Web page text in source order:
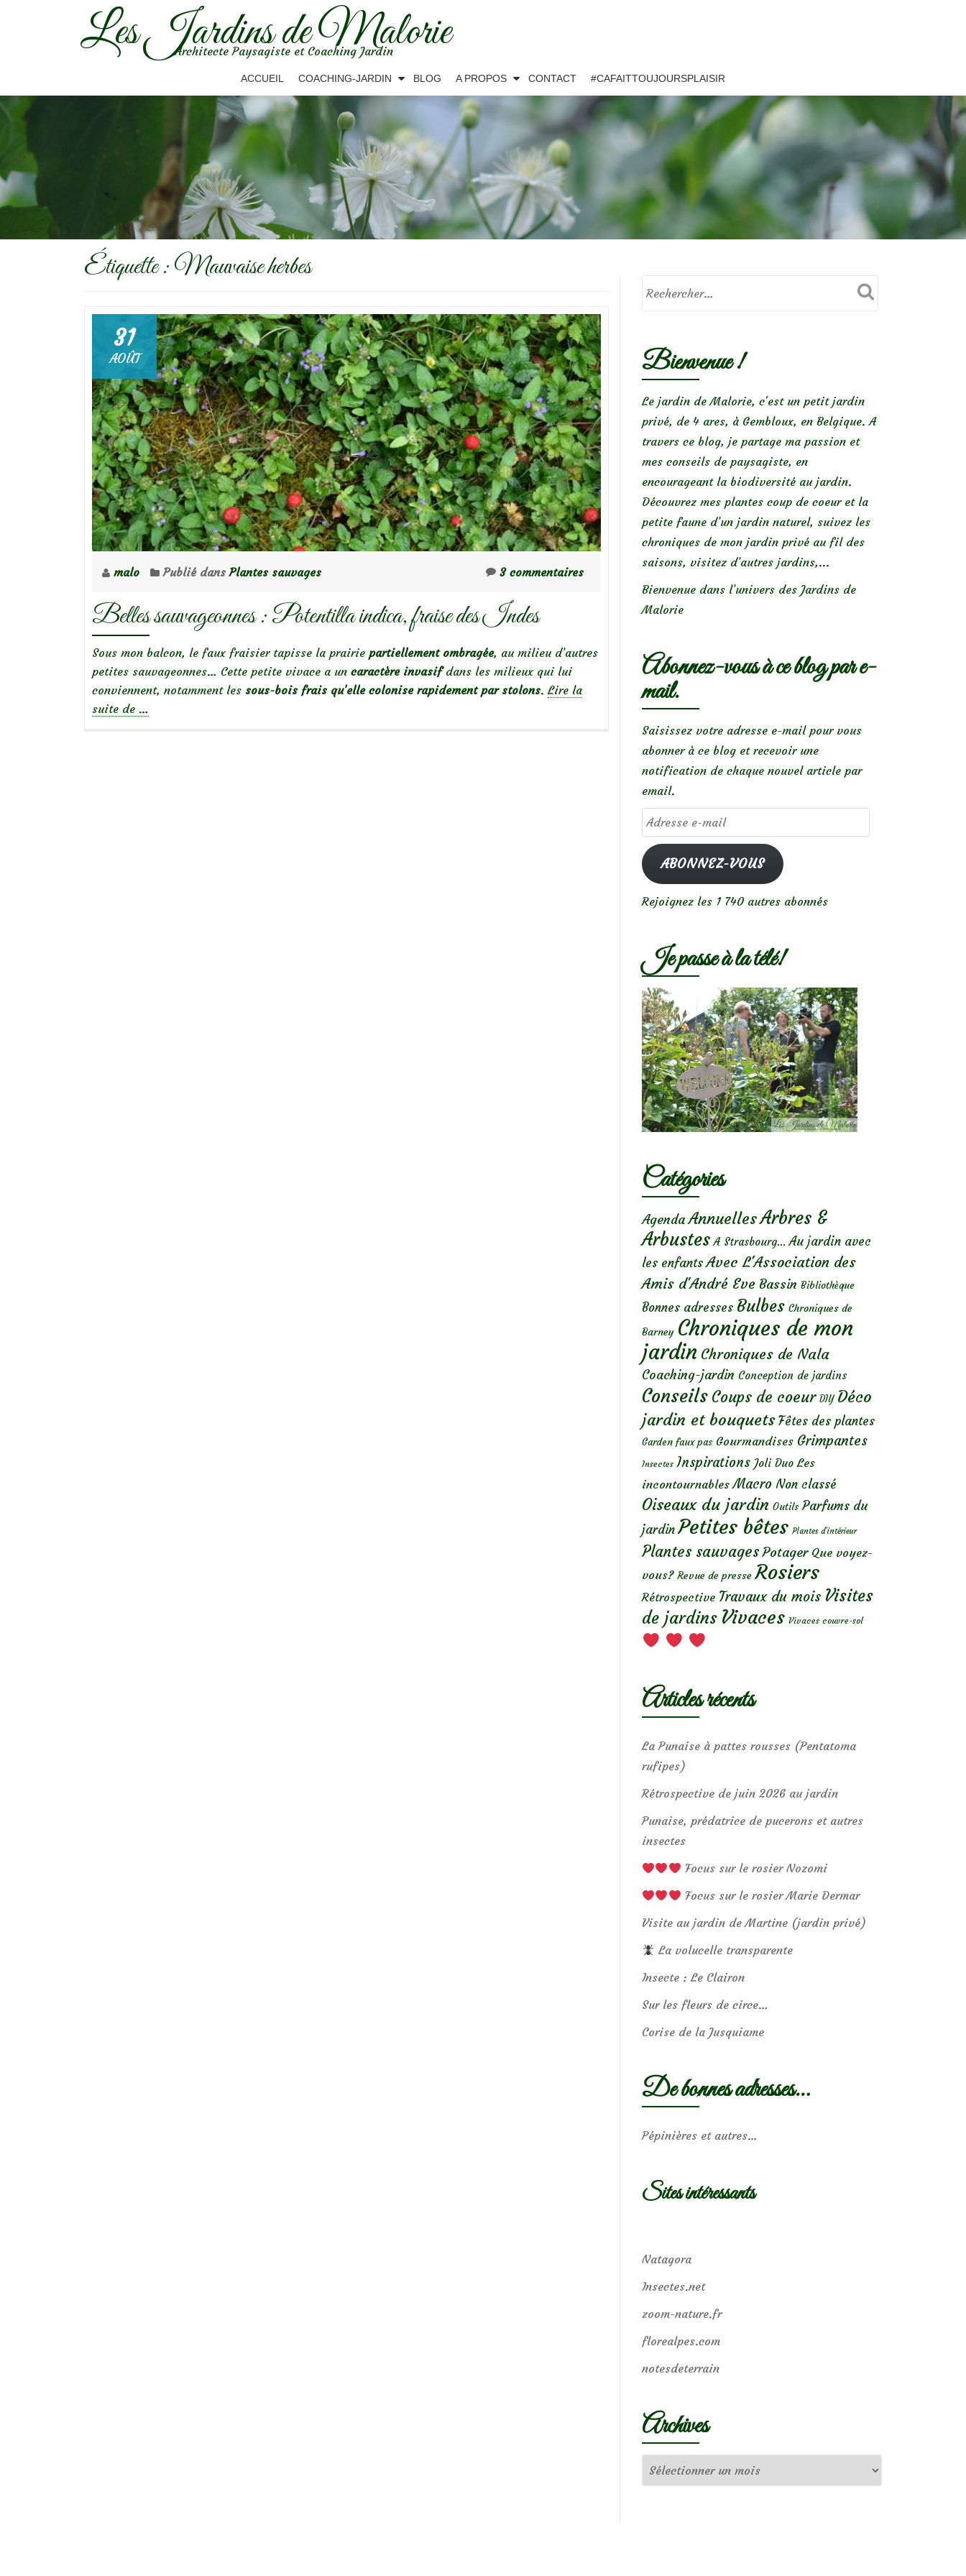
Les Jardins de Malorie
Architecte Paysagiste et Coaching Jardin
ACCUEIL COACHING-JARDIN BLOG A PROPOS CONTACT #CAFAITTOUJOURSPLAISIR
Étiquette :Mauvaise herbes
31
AOÛT
malo Publié dansPlantes sauvages 3 commentaires
Belles sauvageonnes : Potentilla indica, fraise des Indes
Sous mon balcon, le faux fraisier tapisse la prairie partiellement ombragée, au milieu d’autres
petites sauvageonnes… Cette petite vivace a un caractère invasifdans les milieux qui lui
conviennent, notamment les sous-bois frais qu’elle colonise rapidement par stolons. Lire la
suite de …
Bienvenue !
Le jardin de Malorie, c'est un petit jardin
privé, de 4 ares, à Gembloux, en Belgique. A
travers ce blog, je partage ma passion et
mes conseils de paysagiste, en
encourageant la biodiversité au jardin.
Découvrez mes plantes coup de coeur et la
petite faune d’un jardin naturel, suivez les
chroniques de mon jardin privé au fil des
saisons, visitez d’autres jardins,...
Bienvenue dans l’univers des Jardins de
Malorie
Abonnez-vous à ce blog par e-
mail.
Saisissez votre adresse e-mail pour vous
abonner à ce blog et recevoir une
notification de chaque nouvel article par
email.
Adresse
e-
mailABONNEZ-VOUS
Rejoignez les 1 740 autres abonnés
Je passe à la télé!
Catégories
Agenda AnnuellesArbres &
Arbustes A Strasbourg... Au jardin avec
les enfants Avec L'Association des
Amis d'André Eve Bassin Bibliothèque
Bonnes adresses Bulbes Chroniques de
Barney Chroniques de mon
jardin Chroniques de Nala
Coaching-jardin Conception de jardins
Conseils Coups de coeur DIY Déco
jardin et bouquets Fêtes des plantes
Garden faux pas Gourmandises Grimpantes
Insectes Inspirations Joli Duo Les
incontournables Macro Non classé
Oiseaux du jardin Outils Parfums du
jardin Petites bêtes Plantes d’intérieur
Plantes sauvages Potager Que voyez-
vous? Revue de presse Rosiers
Rétrospective Travaux du mois Visites
de jardins Vivaces Vivaces couvre-sol
Articles récents
La Punaise à pattes rousses (Pentatoma
rufipes)
Rétrospective de juin 2026 au jardin
Punaise, prédatrice de pucerons et autres
insectes
Focus sur le rosier Nozomi
Focus sur le rosier Marie Dermar
Visite au jardin de Martine (jardin privé)
La volucelle transparente
Insecte : Le Clairon
Sur les fleurs de circe…
Corise de la Jusquiame
De bonnes adresses…
Pépinières et autres…
Sites intéressants
Natagora
Insectes.net
zoom-nature.fr
florealpes.com
notesdeterrain
Archives
Archives